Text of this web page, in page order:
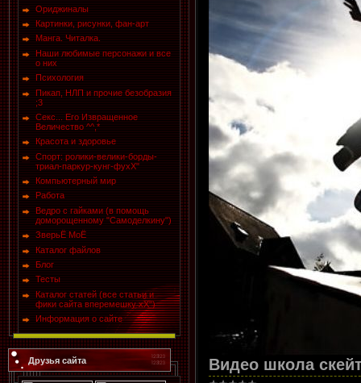
Ориджиналы
Картинки, рисунки, фан-арт
Манга. Читалка.
Наши любимые персонажи и все
о них
Психология
Пикап, НЛП и прочие безобразия
;3
Секс... Его Извращенное
Величество ^^,*
Красота и здоровье
Спорт: ролики-велики-борды-
триал-паркур-кунг-фухХ"
Компьютерный мир
Работа
Ведро с гайками (в помощь
доморощенному "Самоделкину")
ЗверьЁ МоЁ
Каталог файлов
Блог
Тесты
Каталог статей (все статьи и
фики сайта вперемешку хХ")
Информация о сайте
Друзья сайта Видео школа